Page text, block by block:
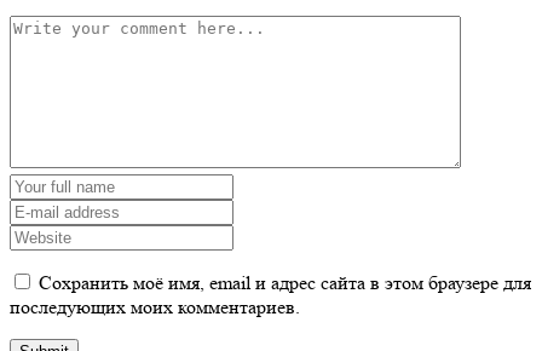
Сохранить моё имя, email и адрес сайта в этом браузере для
последующих моих комментариев.